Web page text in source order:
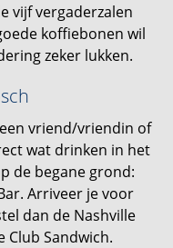
vijf vergaderzalen
koffiebonen wil
zeker lukken.
vriend/vriendin of
wat drinken in het
de begane grond:
Arriveer je voor
dan de Nashville
Club Sandwich.